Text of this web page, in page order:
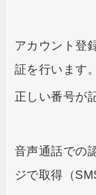
アカウント登
証を行います。
正しい番号が
音声通話での
ジで取得（